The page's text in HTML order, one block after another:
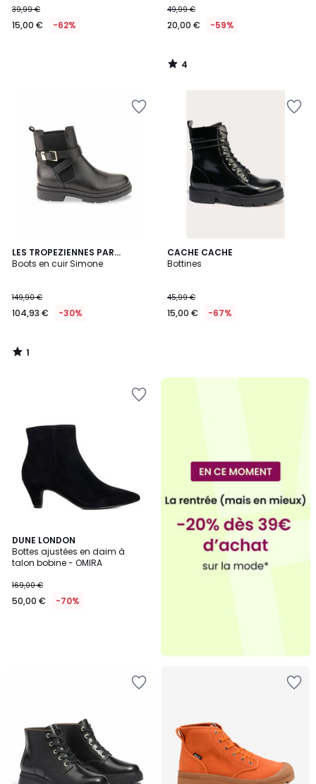
€
au
réduction
appliquée.
39,99 €
15,00 € -62%
49,99 €
20,00 € -59%
4
/
LES TROPEZIENNES PAR
M.BELARBI
Boots en cuir Simone
149,90 €
104,93 € -30%
1
/
1
/
CACHE CACHE
Bottines
45,99 €
15,00 € -67%
DUNE LONDON
Bottes ajustées en daim à
talon bobine - OMIRA
169,00 €
50,00 € -70%